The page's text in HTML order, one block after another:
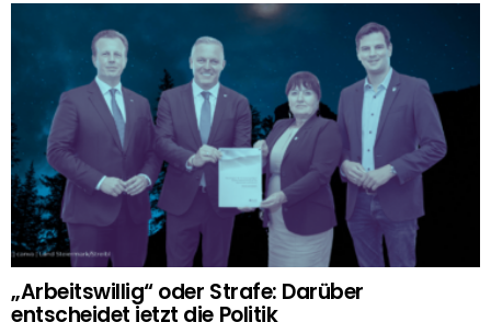
„Arbeitswillig“ oder Strafe: Darüber
entscheidet jetzt die Politik